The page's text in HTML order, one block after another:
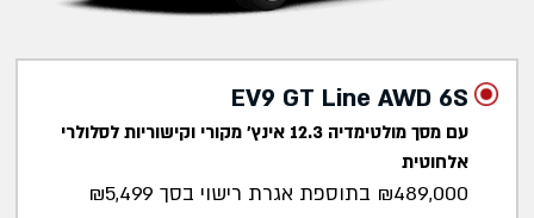
EV9 GT Line AWD 6S
עם מסך מולטימדיה 12.3 אינץ' מקורי וקישוריות לסלולרי
אלחוטית
₪489,000 בתוספת אגרת רישוי בסך ₪5,499